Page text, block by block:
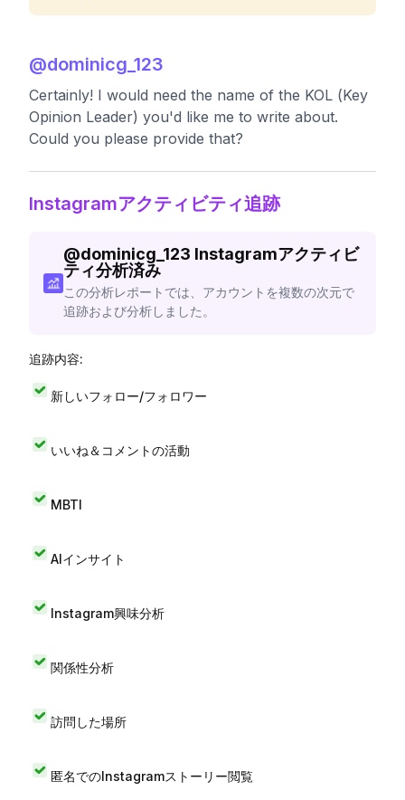
@dominicg_123
Certainly! I would need the name of the KOL (Key
Opinion Leader) you'd like me to write about.
Could you please provide that?
Instagramアクティビティ追跡
@dominicg_123 Instagramアクティビ
ティ分析済み
この分析レポートでは、アカウントを複数の次元で
追跡および分析しました。
追跡内容:
新しいフォロー/フォロワー
いいね＆コメントの活動
MBTI
AIインサイト
Instagram興味分析
関係性分析
訪問した場所
匿名でのInstagramストーリー閲覧